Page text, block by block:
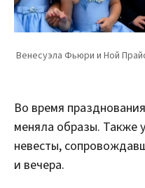
Во время
меняла образы. Также
невесты,
и вечера.